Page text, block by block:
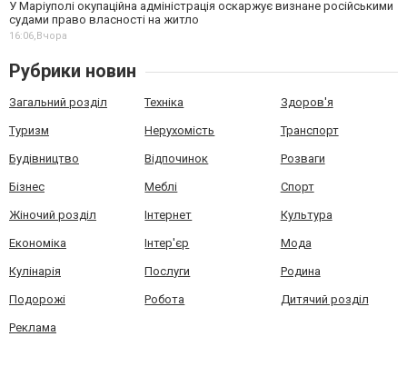
У Маріуполі окупаційна адміністрація оскаржує визнане російськими
судами право власності на житло
16:06,Вчора
Рубрики новин
Загальний розділ Техніка Здоров'я
Туризм Нерухомість Транспорт
Будівництво Відпочинок Розваги
Бізнес Меблі Спорт
Жіночий розділ Інтернет Культура
Економіка Інтер'єр Мода
Кулінарія Послуги Родина
Подорожі Робота Дитячий розділ
Реклама